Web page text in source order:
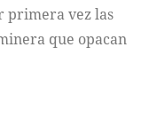
primera vez las
que opacan